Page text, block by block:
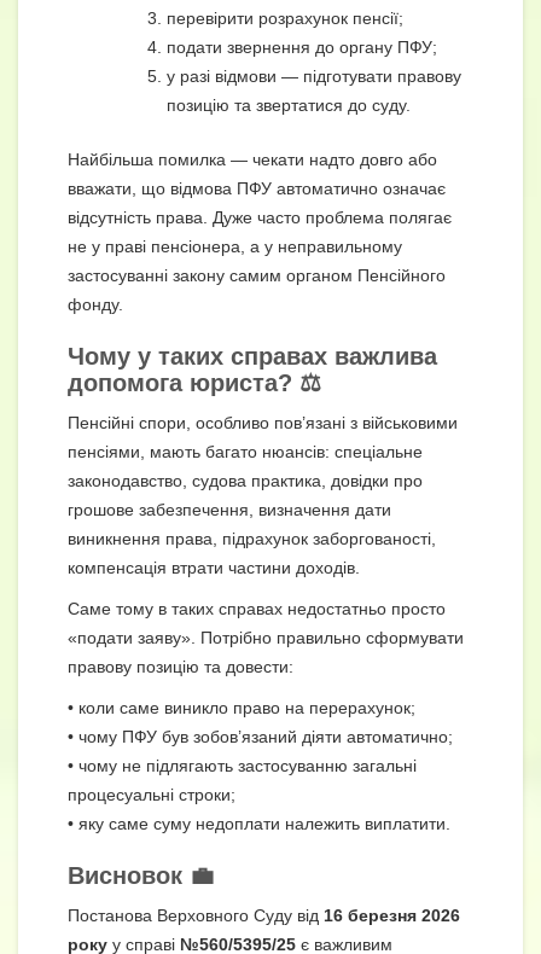
перевірити розрахунок пенсії;
подати звернення до органу ПФУ;
у разі відмови — підготувати правову
позицію та звертатися до суду.
Найбільша помилка — чекати надто довго або
вважати, що відмова ПФУ автоматично означає
відсутність права. Дуже часто проблема полягає
не у праві пенсіонера, а у неправильному
застосуванні закону самим органом Пенсійного
фонду.
Чому у таких справах важлива
допомога юриста? ⚖️
Пенсійні спори, особливо пов’язані з військовими
пенсіями, мають багато нюансів: спеціальне
законодавство, судова практика, довідки про
грошове забезпечення, визначення дати
виникнення права, підрахунок заборгованості,
компенсація втрати частини доходів.
Саме тому в таких справах недостатньо просто
«подати заяву». Потрібно правильно сформувати
правову позицію та довести:
• коли саме виникло право на перерахунок;
• чому ПФУ був зобов’язаний діяти автоматично;
• чому не підлягають застосуванню загальні
процесуальні строки;
• яку саме суму недоплати належить виплатити.
Висновок 💼
Постанова Верховного Суду від 16 березня 2026
року у справі №560/5395/25 є важливим